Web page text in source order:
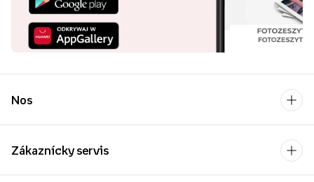
Nos
Zákaznícky servis